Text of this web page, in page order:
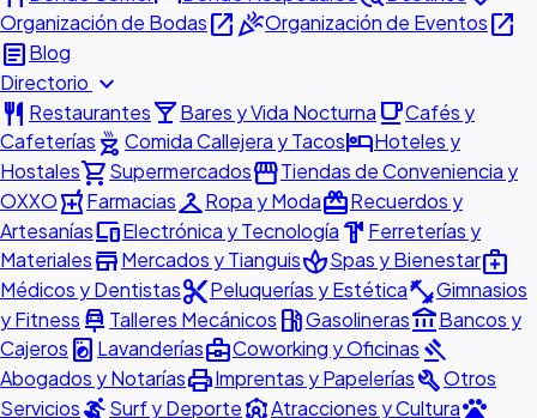
Organización de Bodasopen_in_newcelebrationOrganización de Eventosopen_in_new
articleBlog
Directorio expand_more
restaurant Restauranteslocal_barBares y Vida Nocturna local_cafeCafés y
Cafeterías outdoor_grill Comida Callejera y TacoshotelHoteles y
Hostalesshopping_cartSupermercadosstorefrontTiendas de Conveniencia y
OXXOlocal_pharmacyFarmaciascheckroomRopa y ModaredeemRecuerdos y
ArtesaníasdevicesElectrónica y Tecnología hardware Ferreterías y
MaterialesstoreMercados y TianguisspaSpas y Bienestarmedical_services
Médicos y Dentistascontent_cutPeluquerías y Estéticafitness_centerGimnasios
y Fitness car_repair Talleres Mecánicos local_gas_stationGasolinerasaccount_balanceBancos y
Cajeros local_laundry_service Lavanderíasbusiness_centerCoworking y Oficinas gavel
Abogados y NotaríasprintImprentas y PapeleríasbuildOtros
ServiciossurfingSurf y DeporteattractionsAtracciones y Culturapets